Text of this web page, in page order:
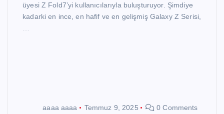
üyesi Z Fold7’yi kullanıcılarıyla buluşturuyor. Şimdiye
kadarki en ince, en hafif ve en gelişmiş Galaxy Z Serisi,
aaaa aaaa Temmuz 9, 2025 0 Comments